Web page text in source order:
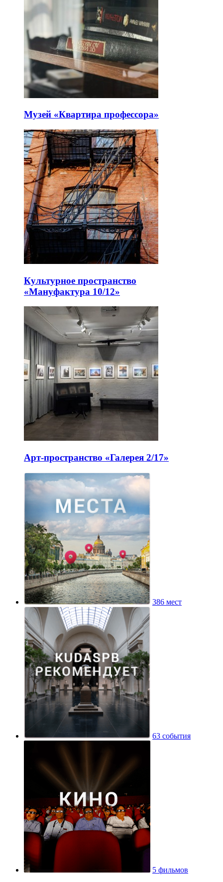
Музей «Квартира профессора»
Культурное пространство
«Мануфактура 10/12»
Арт-пространство «Галерея 2/17»
386 мест
63 события
5 фильмов